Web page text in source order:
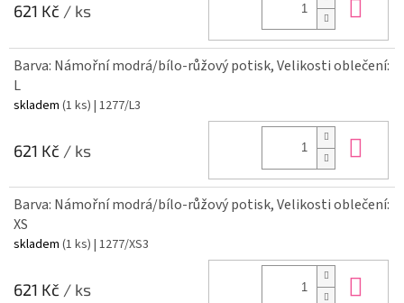
621 Kč / ks
Barva: Námořní modrá/bílo-růžový potisk, Velikosti oblečení:
L
skladem (1 ks) | 1277/L3
621 Kč / ks
Barva: Námořní modrá/bílo-růžový potisk, Velikosti oblečení:
XS
skladem (1 ks) | 1277/XS3
621 Kč / ks